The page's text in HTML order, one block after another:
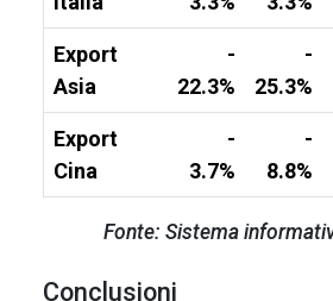
Export
Asia
-
22.3%
-
25.3%
Export
Cina
-
3.7%
-
8.8%
Fonte: Sistema
Conclusioni